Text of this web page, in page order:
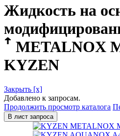
Жидкость на
ꜛ METALNOX
KYZEN
Закрыть [x]
Добавлено к запросам.
Продолжить просмотр каталога
В лист запроса